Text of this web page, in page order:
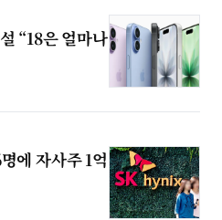
“18은 얼마나
에 자사주 1억